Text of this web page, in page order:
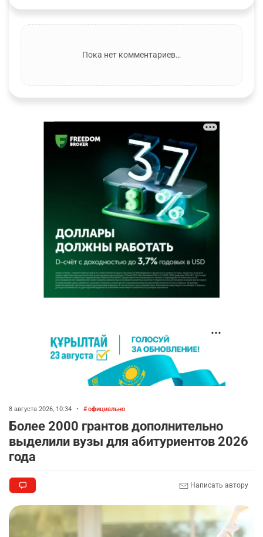
Пока нет комментариев…
8 августа 2026, 10:34 • официально
Более 2000 грантов дополнительно
выделили вузы для абитуриентов 2026
года
Написать автору